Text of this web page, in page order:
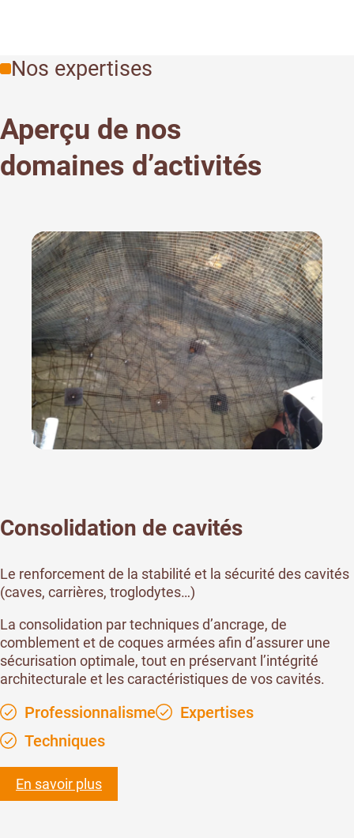
Nos expertises
Aperçu de nos
domaines d’activités
Consolidation de cavités
Le renforcement de la stabilité et la sécurité des cavités
(caves, carrières, troglodytes…)
La consolidation par techniques d’ancrage, de
comblement et de coques armées afin d’assurer une
sécurisation optimale, tout en préservant l’intégrité
architecturale et les caractéristiques de vos cavités.
Professionnalisme
Expertises
Techniques
En savoir plus